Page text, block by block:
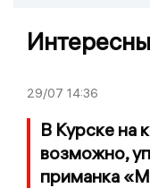
29/07 14:36
В Курске на
возможно,
приманка